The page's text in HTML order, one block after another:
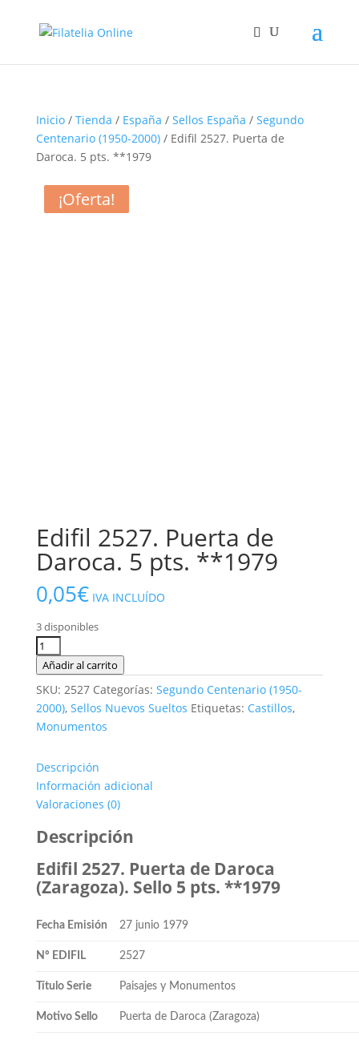
Inicio/ Tienda / España / Sellos España / Segundo
Centenario (1950-2000)/ Edifil 2527. Puerta de
Daroca. 5 pts. **1979
Edifil 2527. Puerta de
Daroca. 5 pts. **1979
0,05€ IVA INCLUÍDO
3 disponibles
Edifil
2527.
Daroca.
**1979
cantidad
Añadir al carrito
SKU: 2527 Categorías: Segundo Centenario (1950-
2000), Sellos Nuevos Sueltos Etiquetas: Castillos,
Monumentos
Descripción
Información adicional
Valoraciones (0)
Descripción
Edifil 2527. Puerta de Daroca
(Zaragoza). Sello 5 pts. **1979
Fecha Emisión 27 junio 1979
Nº EDIFIL 2527
Título Serie Paisajes y Monumentos
Motivo Sello Puerta de Daroca (Zaragoza)
¡Oferta!
¡Oferta!
¡Oferta!